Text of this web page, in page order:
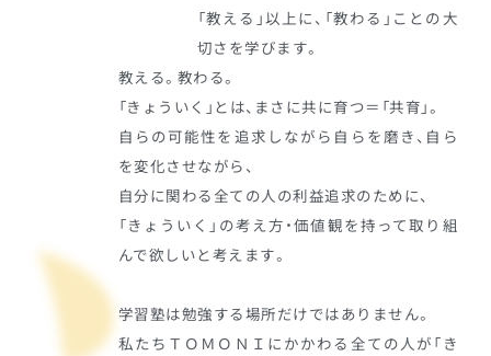
「教える」以上に、「教わる」ことの大
切さを学びます。
教える。教わる。
「きょういく」とは、まさに共に育つ＝「共育」。
自らの可能性を追求しながら自らを磨き、自ら
を変化させながら、
自分に関わる全ての人の利益追求のために、
「きょういく」の考え方・価値観を持って取り組
んで欲しいと考えます。
学習塾は勉強する場所だけではありません。
私たちＴＯＭＯＮＩにかかわる全ての人が「き